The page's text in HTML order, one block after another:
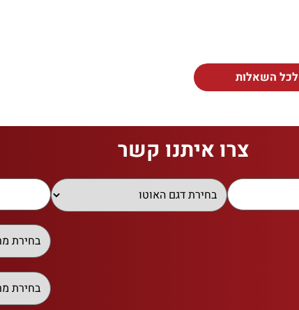
לכל השאלות
צרו איתנו קשר